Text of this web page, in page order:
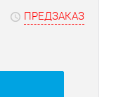
ПРЕДЗАКАЗ